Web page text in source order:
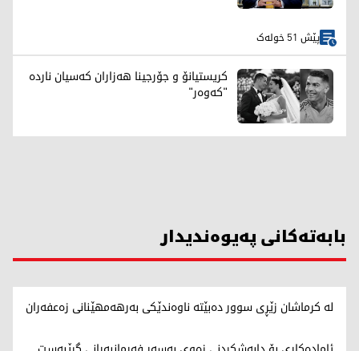
پێش 51 خولەک
کریستیانۆ و جۆرجینا هەزاران کەسیان ناردە
"کەوەر"
بابەتەکانی پەیوەندیدار
لە کرماشان زێڕی سوور دەبێتە ناوەندێکی بەرهەمهێنانی زەعفەران